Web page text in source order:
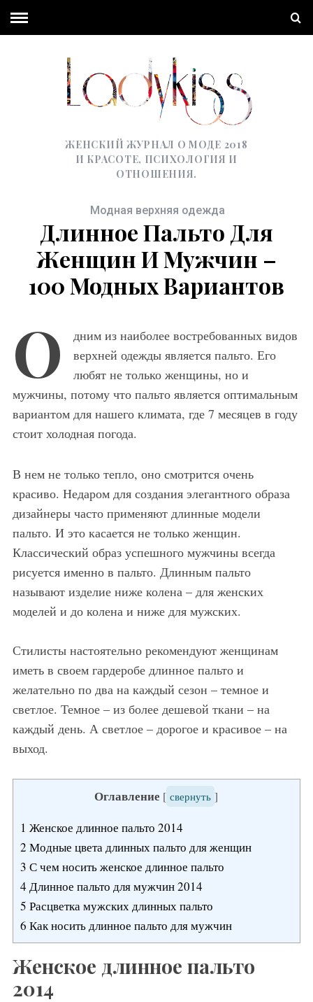
ЖЕНСКИЙ ЖУРНАЛ О МОДЕ 2018
И КРАСОТЕ, ПСИХОЛОГИЯ И
ОТНОШЕНИЯ.
Модная верхняя одежда
Длинное Пальто Для
Женщин И Мужчин –
100 Модных Вариантов
О
дним из наиболее востребованных видов
верхней одежды является пальто. Его
любят не только женщины, но и
мужчины, потому что пальто является оптимальным
вариантом для нашего климата, где 7 месяцев в году
стоит холодная погода.
В нем не только тепло, оно смотрится очень
красиво. Недаром для создания элегантного образа
дизайнеры часто применяют длинные модели
пальто. И это касается не только женщин.
Классический образ успешного мужчины всегда
рисуется именно в пальто. Длинным пальто
называют изделие ниже колена – для женских
моделей и до колена и ниже для мужских.
Стилисты настоятельно рекомендуют женщинам
иметь в своем гардеробе длинное пальто и
желательно по два на каждый сезон – темное и
светлое. Темное – из более дешевой ткани – на
каждый день. А светлое – дорогое и красивое – на
выход.
Оглавление [ свернуть ]
1 Женское длинное пальто 2014
2 Модные цвета длинных пальто для женщин
3 С чем носить женское длинное пальто
4 Длинное пальто для мужчин 2014
5 Расцветка мужских длинных пальто
6 Как носить длинное пальто для мужчин
Женское длинное пальто
2014